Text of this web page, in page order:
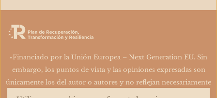
o
p
e
g
m
e d
«Financiado por la Unión Europea – Next Generation EU. Sin
embargo, los puntos de vista y las opiniones expresadas son
únicamente los del autor o autores y no reflejan necesariamente
los de la Unión Europea o la Comisión Europea. Ni la Unión